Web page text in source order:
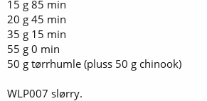
15 g 85 min
20 g 45 min
35 g 15 min
55 g 0 min
50 g tørrhumle (pluss 50 g chinook)
WLP007 slørry.